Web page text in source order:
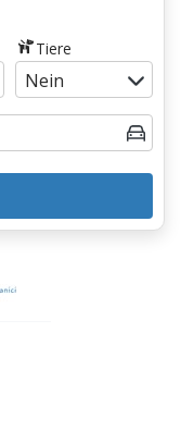
Tiere